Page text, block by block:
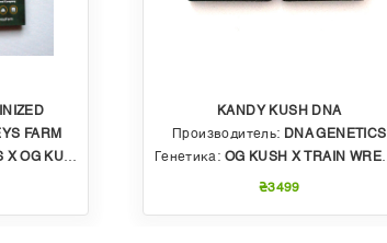
FARM
OG KUSH
KANDY KUSH DNA
Производитель: DNA GENETICS
Генетика: OG KUSH X TRAIN WRECK (T4)
₴3499